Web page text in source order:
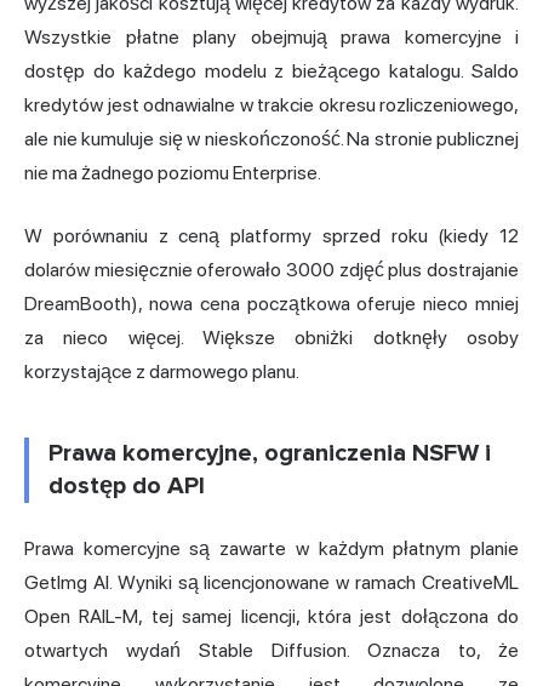
Wszystkie płatne plany obejmują prawa komercyjne i
dostęp do każdego modelu z bieżącego katalogu. Saldo
kredytów jest odnawialne w trakcie okresu rozliczeniowego,
ale nie kumuluje się w nieskończoność. Na stronie publicznej
nie ma żadnego poziomu Enterprise.
W porównaniu z ceną platformy sprzed roku (kiedy 12
dolarów miesięcznie oferowało 3000 zdjęć plus dostrajanie
DreamBooth), nowa cena początkowa oferuje nieco mniej
za nieco więcej. Większe obniżki dotknęły osoby
korzystające z darmowego planu.
Prawa komercyjne, ograniczenia NSFW i
dostęp do API
Prawa komercyjne są zawarte w każdym płatnym planie
GetImg AI. Wyniki są licencjonowane w ramach CreativeML
Open RAIL-M, tej samej licencji, która jest dołączona do
otwartych wydań Stable Diffusion. Oznacza to, że